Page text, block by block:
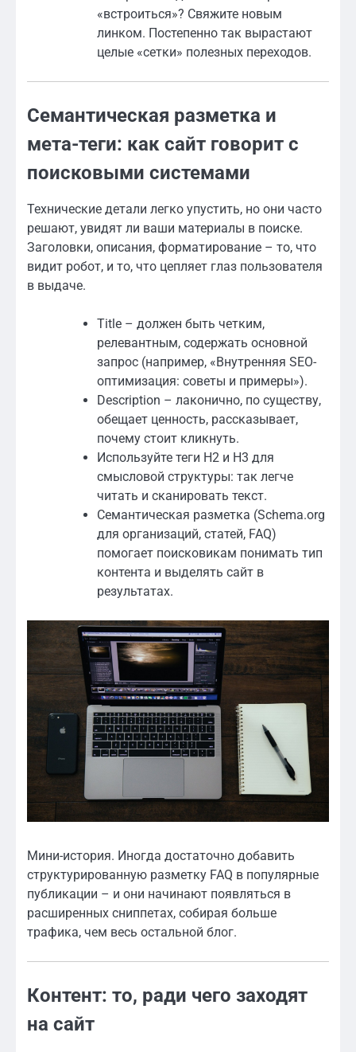
«встроиться»? Свяжите новым
линком. Постепенно так вырастают
целые «сетки» полезных переходов.
Семантическая разметка и
мета-теги: как сайт говорит с
поисковыми системами
Технические детали легко упустить, но они часто
решают, увидят ли ваши материалы в поиске.
Заголовки, описания, форматирование – то, что
видит робот, и то, что цепляет глаз пользователя
в выдаче.
Title – должен быть четким,
релевантным, содержать основной
запрос (например, «Внутренняя SEO-
оптимизация: советы и примеры»).
Description – лаконично, по существу,
обещает ценность, рассказывает,
почему стоит кликнуть.
Используйте теги H2 и H3 для
смысловой структуры: так легче
читать и сканировать текст.
Семантическая разметка (Schema.org
для организаций, статей, FAQ)
помогает поисковикам понимать тип
контента и выделять сайт в
результатах.
Мини-история. Иногда достаточно добавить
структурированную разметку FAQ в популярные
публикации – и они начинают появляться в
расширенных сниппетах, собирая больше
трафика, чем весь остальной блог.
Контент: то, ради чего заходят
на сайт